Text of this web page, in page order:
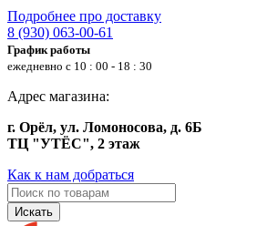
Подробнее про доставку
8 (930) 063-00-61
График работы
ежедневно с 10 : 00 - 18 : 30
Адрес магазина:
г. Орёл, ул. Ломоносова, д. 6Б
ТЦ "УТЁС", 2 этаж
Как к нам добраться
Искать